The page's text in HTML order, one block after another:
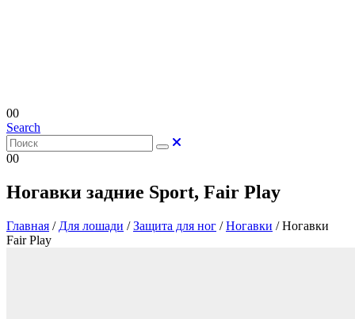
00
Search
00
Ногавки задние Sport, Fair Play
Главная / Для лошади /Защита для ног /Ногавки /Ногавки
Fair Play